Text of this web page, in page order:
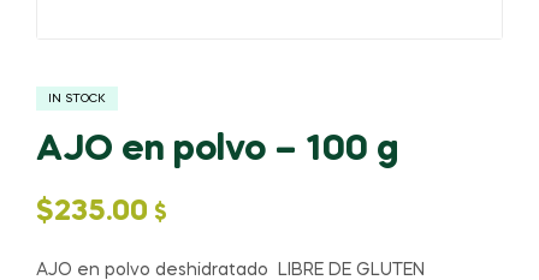
IN STOCK
AJO en polvo – 100 g
$235.00 $
AJO en polvo deshidratado LIBRE DE GLUTEN